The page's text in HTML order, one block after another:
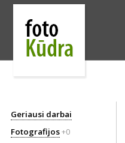
Geriausi darbai
Fotografijos+0